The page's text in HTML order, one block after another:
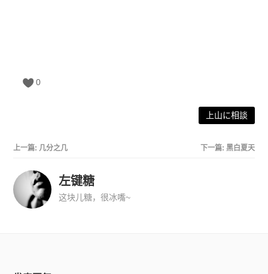
0
上山に相談
上一篇: 几分之几 下一篇: 黑白夏天
左键糖
这块儿糖，很冰嘴~